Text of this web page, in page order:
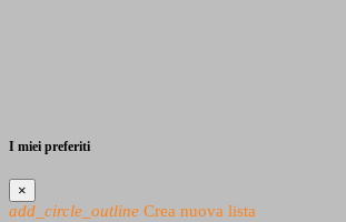
I miei preferiti
×
add_circle_outline Crea nuova lista